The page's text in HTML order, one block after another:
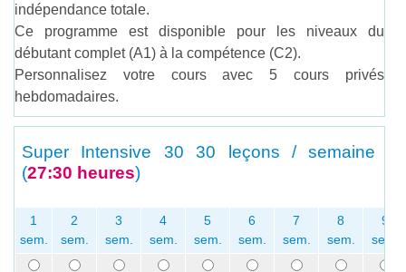
indépendance totale.
Ce programme est disponible pour les niveaux du
débutant complet (A1) à la compétence (C2).
Personnalisez votre cours avec 5 cours privés
hebdomadaires.
Super Intensive 30 30 leçons / semaine
(27:30 heures)
1
sem.
2
sem.
3
sem.
4
sem.
5
sem.
6
sem.
7
sem.
8
sem.
9
sem.